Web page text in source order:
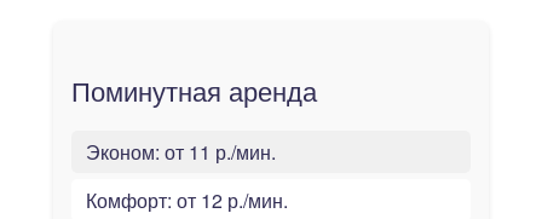
Поминутная аренда
Эконом: от 11 р./мин.
Комфорт: от 12 р./мин.